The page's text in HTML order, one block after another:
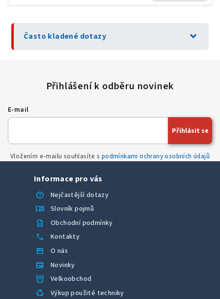
Často kladené dotazy expand_more
E-mail
Vložením e-mailu souhlasíte s podmínkami ochrany osobních údajů
Přihlásit se
Informace pro vás
help
Nejčastější dotazy
menu_book Slovník pojmů
description Obchodní podmínky
call Kontakty
storefront O nás
newspaper Novinky
inventory_2 Velkoobchod
recycling Výkup použité techniky